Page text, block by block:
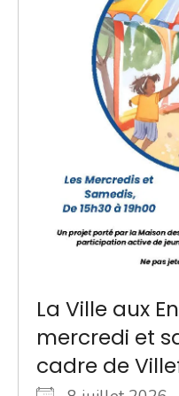
La Ville aux
mercredi et
cadre de